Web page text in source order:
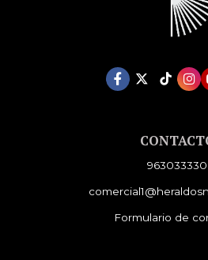
963033330
Formulario de